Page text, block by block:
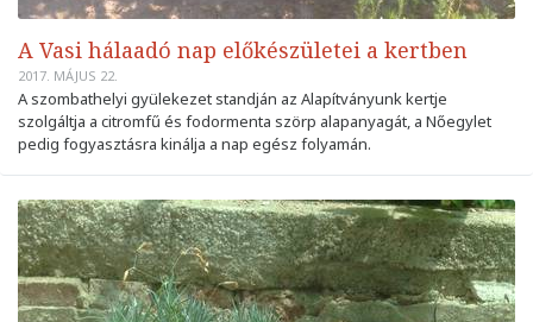
A Vasi hálaadó nap előkészületei a kertben
2017. MÁJUS 22.
A szombathelyi gyülekezet standján az Alapítványunk kertje
szolgáltja a citromfű és fodormenta szörp alapanyagát, a Nőegylet
pedig fogyasztásra kinálja a nap egész folyamán.